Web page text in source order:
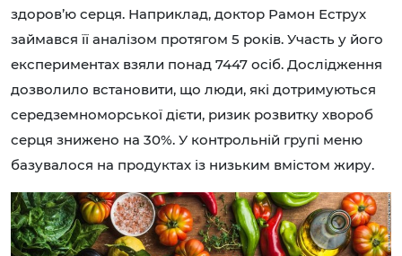
здоров’ю серця. Наприклад, доктор Рамон Еструх
займався її аналізом протягом 5 років. Участь у його
експериментах взяли понад 7447 осіб. Дослідження
дозволило встановити, що люди, які дотримуються
середземноморської дієти, ризик розвитку хвороб
серця знижено на 30%. У контрольній групі меню
базувалося на продуктах із низьким вмістом жиру.